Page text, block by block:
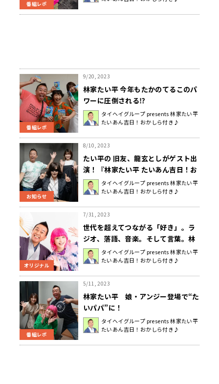
番組レポ
番組レポ
9/20, 2023
林家たい平 今年もたかのてるこのパ
ワーに圧倒される⁉
タイヘイグループ presents 林家たい平
たいあん吉日！おかしら付き♪
お知らせ
8/10, 2023
たい平の 旧友、龍玄としがゲスト出
演！『林家たい平 たいあん吉日！お
かしら付き♪』8/13（日）、
8/20（日）放送
タイヘイグループ presents 林家たい平
たいあん吉日！おかしら付き♪
オリジナル
7/31, 2023
世代を超えてつながる「好き」。ラ
ジオ、落語、音楽。そして言葉。林
家たい平・アンジェリーナ1/3 スペ
シャル対談
タイヘイグループ presents 林家たい平
たいあん吉日！おかしら付き♪
番組レポ
5/11, 2023
林家たい平 娘・アンジー登場で“た
いパパ”に！
タイヘイグループ presents 林家たい平
たいあん吉日！おかしら付き♪